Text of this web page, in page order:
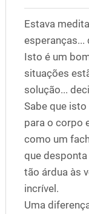
Estava
esperanças...
Isto é um
situações
solução...
Sabe que
para o corpo
como um
que
tão árdua às
incrível.
Uma